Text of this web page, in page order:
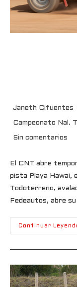
Janeth Cifuentes
Campeonato Nal.
Sin comentarios
El CNT abre
pista Playa Hawai,
Todoterreno,
Fedeautos, abre
Continuar